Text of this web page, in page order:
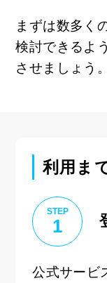
まずは数多く
検討できるよ
させましょう。
利用ま
STEP
1
公式サービ